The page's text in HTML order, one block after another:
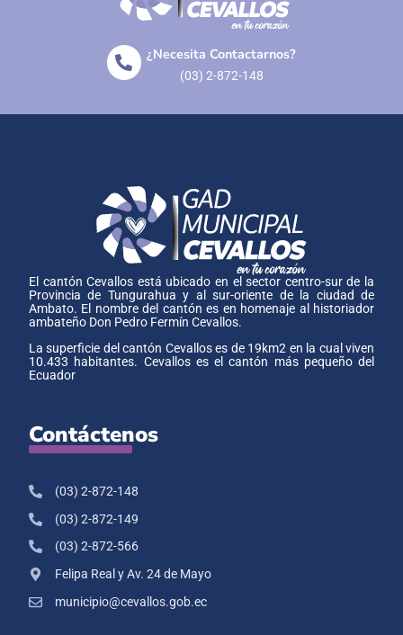
¿Necesita Contactarnos?
(03) 2-872-148
El cantón Cevallos está ubicado en el sector centro-sur de la
Provincia de Tungurahua y al sur-oriente de la ciudad de
Ambato. El nombre del cantón es en homenaje al historiador
ambateño Don Pedro Fermín Cevallos.
La superficie del cantón Cevallos es de 19km2 en la cual viven
10.433 habitantes. Cevallos es el cantón más pequeño del
Ecuador
Contáctenos
(03) 2-872-148
(03) 2-872-149
(03) 2-872-566
Felipa Real y Av. 24 de Mayo
municipio@cevallos.gob.ec